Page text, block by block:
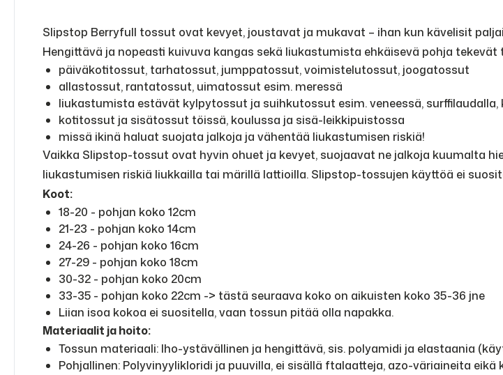
Slipstop Berryfull tossut ovat kevyet, joustavat ja mukavat – ihan kun kävelisit
Hengittävä ja nopeasti kuivuva kangas sekä liukastumista ehkäisevä pohja
päiväkotitossut, tarhatossut, jumppatossut, voimistelutossut, joogatossut
allastossut, rantatossut, uimatossut esim. meressä
liukastumista estävät kylpytossut ja suihkutossut esim. veneessä, surffilaudalla,
kotitossut ja sisätossut töissä, koulussa ja sisä-leikkipuistossa
missä ikinä haluat suojata jalkoja ja vähentää liukastumisen riskiä!
Vaikka Slipstop-tossut ovat hyvin ohuet ja kevyet, suojaavat ne jalkoja kuumalta
liukastumisen riskiä liukkailla tai märillä lattioilla. Slipstop-tossujen käyttöä ei
Koot:
18-20 - pohjan koko 12cm
21-23 - pohjan koko 14cm
24-26 - pohjan koko 16cm
27-29 - pohjan koko 18cm
30-32 - pohjan koko 20cm
33-35 - pohjan koko 22cm -> tästä seuraava koko on aikuisten koko 35-36 jne
Liian isoa kokoa ei suositella, vaan tossun pitää olla napakka.
Materiaalit ja hoito:
Tossun materiaali: Iho-ystävällinen ja hengittävä, sis. polyamidi ja elastaania
Pohjallinen: Polyvinyylikloridi ja puuvilla, ei sisällä ftalaatteja, azo-väriaineita eikä